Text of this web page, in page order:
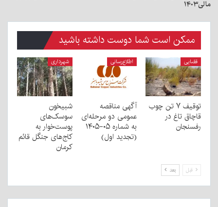
مالی۱۴۰۳
ممکن است شما دوست داشته باشید
قضایی
توقیف ۷ تن چوب
قاچاق تاغ در
رفسنجان
اطلاع‌رسانی
آگهی مناقصه
عمومی دو مرحله‌ای
به شماره ۰۵-۱۴۰۵
(تجدید اول)
شهرداری
شبیخون
سوسک‌های
پوست‌خوار به
کاج‌های جنگل قائم
کرمان
قبل بعد